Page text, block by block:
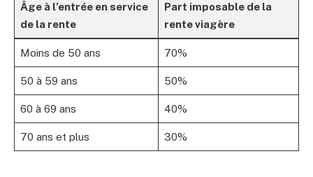
Âge à l’entrée en service
de la rente
Part imposable de la
rente viagère
Moins de 50 ans 70%
50 à 59 ans 50%
60 à 69 ans 40%
70 ans et plus 30%